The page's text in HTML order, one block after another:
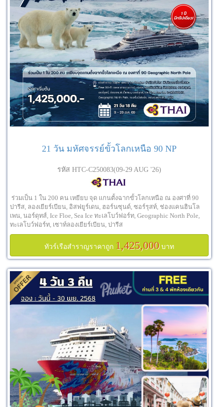
21 วัน มหัศจรรย์ขั้วโลกเหนือ 90 NP
รหัส HTC-C250083(09-29 AUG '26)
ร่วมเป็น 1 ใน 200 คน เหยียบ จุด แกนตั้งฉากขั้วโลกเหนือ ณ องศาที่ 90
ปารีส, ลองเยียร์เบียน, อิสฟยูร์เดน, ฮอร์นซุนด์, ซอร์รุสท์, ช่องแคนฮินโล
เพน, นอร์ดุทส์, Ice Floe, Sea Ice ทะเลโบว์ฟอร์ท, Geographic North Pole,
ทะเลโบว์ฟอร์ท, เซาท์ลองเยียร์เบียน, ปารีส
ทัวร์เรือสำราญราคาถูก 1,425,000บาท